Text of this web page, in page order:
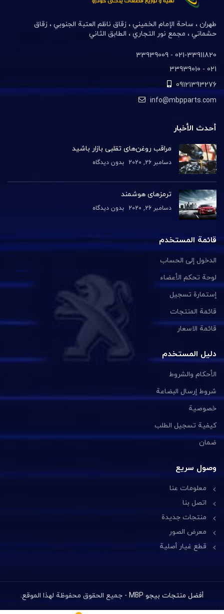
طهران ، ساحة الإمام الخميني ، زقاق ناظم العتبة الجنوبي ، زقاق
حشماتي ، مجمع نور التجاري ، الطابق الثاني
021-33911820- 33939009
021- 33939010
09121393276
info@mbpparts.com
أحدث الأخبار
مراقب روغن‌های تقلبی بازار باشید
دسامبر 26, 2020 بدون دیدگاه
ترمزهای هوشمند
دسامبر 26, 2020 بدون دیدگاه
قائمة المستخدم
الدخول إلى الحساب
لوحة تحكم الأعضاء
إستمارة تسجيل
قائمة المنتجات
قائمة الاسعار
دليل المستخدم
الأحكام والشروط
شروط إرسال البضاعة
خصوصية
كيفية تسجيل الطلب
ضمان
وصول سريع
معلومات عنا
اتصل بنا
منتجات جديدة
معرض الصور
قطع غيار أصلية
أفضل منتجات بيجو MBP - جميع الحقوق محفوظة لهذا الموقع.